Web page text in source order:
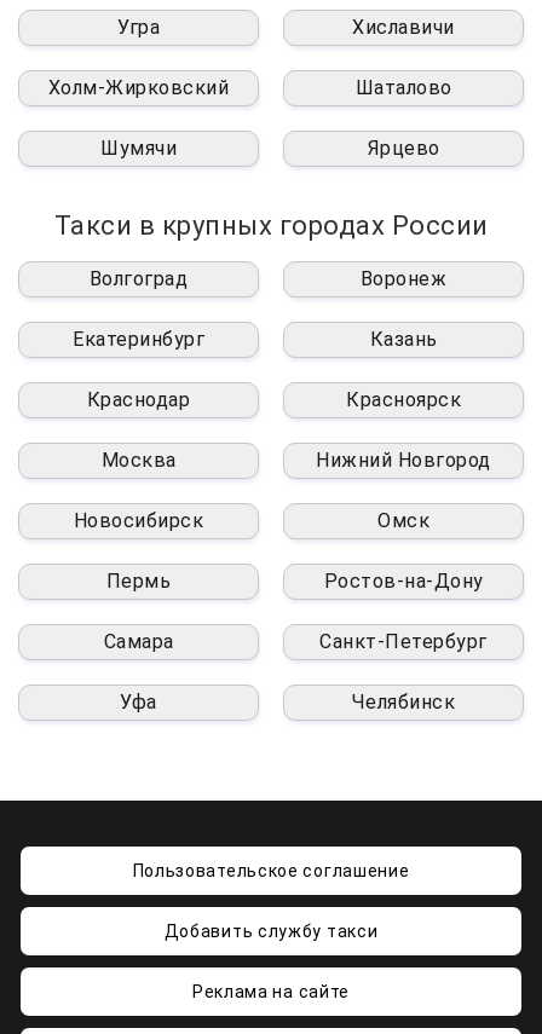
Угра Хиславичи
Холм-Жирковский Шаталово
Шумячи Ярцево
Такси в крупных городах России
Волгоград Воронеж
Екатеринбург Казань
Краснодар Красноярск
Москва Нижний Новгород
Новосибирск Омск
Пермь Ростов-на-Дону
Самара Санкт-Петербург
Уфа Челябинск
Пользовательское соглашение
Добавить службу такси
Реклама на сайте